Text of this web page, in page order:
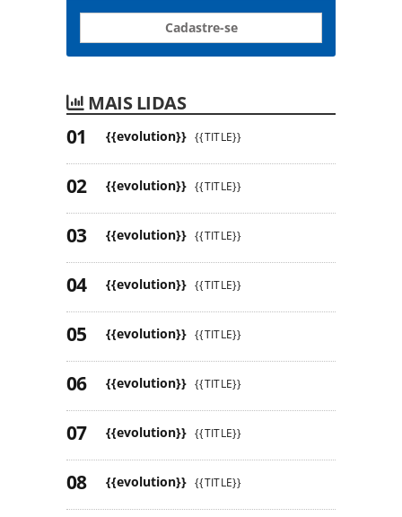
Cadastre-se
MAIS LIDAS
{{evolution}} {{TITLE}}
{{evolution}} {{TITLE}}
{{evolution}} {{TITLE}}
{{evolution}} {{TITLE}}
{{evolution}} {{TITLE}}
{{evolution}} {{TITLE}}
{{evolution}} {{TITLE}}
{{evolution}} {{TITLE}}